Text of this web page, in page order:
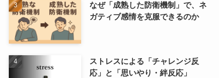
なぜ「成熟した防衛機制」で、ネ
ガティブ感情を克服できるのか
ストレスによる「チャレンジ反
応」と「思いやり・絆反応」